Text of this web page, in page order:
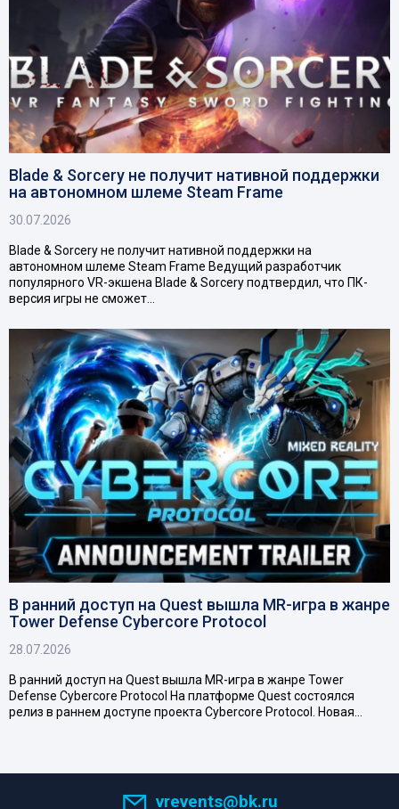
Blade & Sorcery не получит нативной поддержки
на автономном шлеме Steam Frame
30.07.2026
Blade & Sorcery не получит нативной поддержки на
автономном шлеме Steam Frame Ведущий разработчик
популярного VR-экшена Blade & Sorcery подтвердил, что ПК-
версия игры не сможет…
В ранний доступ на Quest вышла MR-игра в жанре
Tower Defense Cybercore Protocol
28.07.2026
В ранний доступ на Quest вышла MR-игра в жанре Tower
Defense Cybercore Protocol На платформе Quest состоялся
релиз в раннем доступе проекта Cybercore Protocol. Новая…
vrevents@bk.ru